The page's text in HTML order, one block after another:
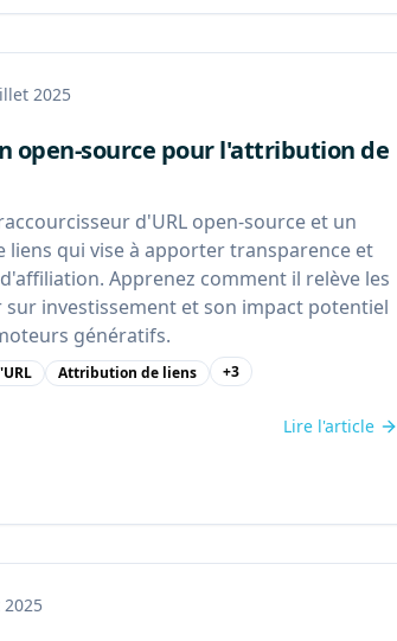
2025
open-source pour l'attribution de
d'URL open-source et un
qui vise à apporter transparence et
Apprenez comment il relève les
investissement et son impact potentiel
génératifs.
Attribution de liens +3
Lire l'article